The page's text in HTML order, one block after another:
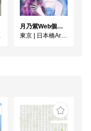
月乃紫Web個展 花幻月色（はなまぼろしのつきいろ）
東京 | 日本橋Art.jp